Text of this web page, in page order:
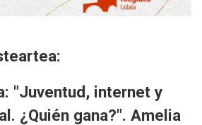
"Juventud, internet y
¿Quién gana?". Amelia